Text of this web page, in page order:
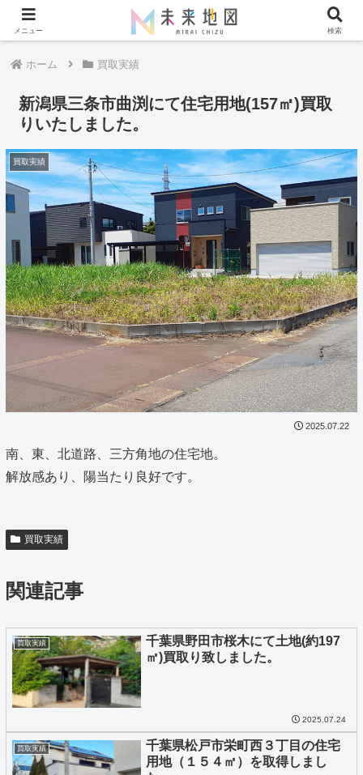
ホーム 買取実績
新潟県三条市曲渕にて住宅用地(157㎡)買取
りいたしました。
買取実績
2025.07.22
南、東、北道路、三方角地の住宅地。
解放感あり、陽当たり良好です。
買取実績
関連記事
買取実績
千葉県野田市桜木にて土地(約197
㎡)買取り致しました。
2025.07.24
買取実績
千葉県松戸市栄町西３丁目の住宅
用地（１５４㎡）を取得しまし
メニュー 検索